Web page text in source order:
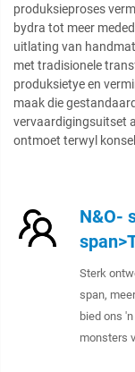
produksieproses
bydra tot meer
uitlating van
met tradisionele
produksietye en
maak die
vervaardigingsuitset
ontmoet terwyl
N&O-
Sterk
span,
bied ons
monsters